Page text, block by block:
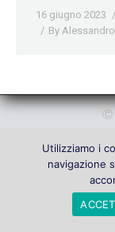
16 giugno 2023
By
Ⓒ
Utilizziamo i
navigazione